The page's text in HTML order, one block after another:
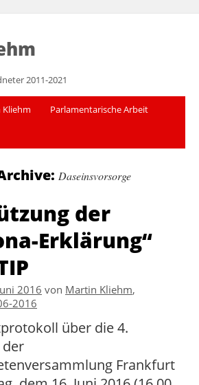
2011-2021
Parlamentarische Arbeit
Daseinsvorsorge
der
Erklärung“
2016 von Martin Kliehm,
2016
über die 4.
der
Frankfurt